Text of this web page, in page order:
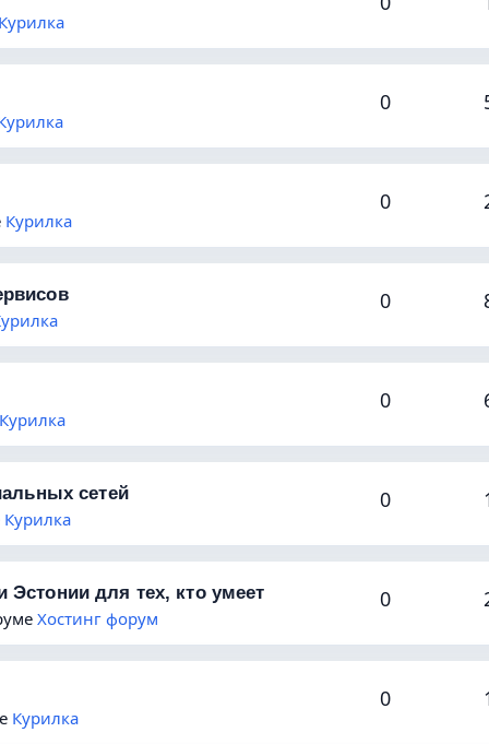
Курилка
0
Курилка
0
0
Курилка
0
сетей
Курилка
0
Эстонии для тех, кто умеет
Хостинг форум
0
Курилка
0